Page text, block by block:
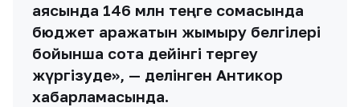
аясында 146 млн теңге сомасында
бюджет қаражатын жымқыру белгілері
бойынша сотқа дейінгі тергеу
жүргізуде», — делінген Антикор
хабарламасында.